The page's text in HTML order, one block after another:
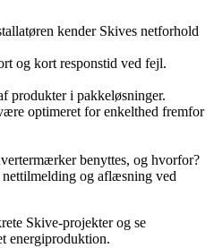
kender Skives netforhold
og kort responstid ved fejl.
produkter i pakkeløsninger.
optimeret for enkelthed fremfor
benyttes, og hvorfor?
nettilmelding og aflæsning ved
Skive‑projekter og se
energiproduktion.